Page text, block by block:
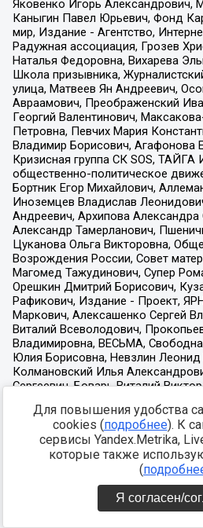
Для повышения удобства
cookies (подробнее). К
сервисы Yandex.Metrika,
которые также
(
Я согласен/